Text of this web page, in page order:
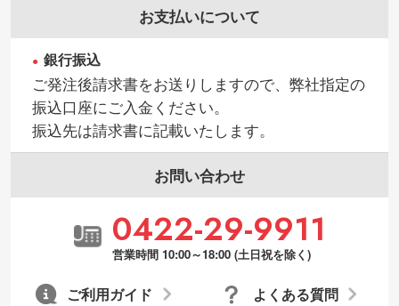
お支払いについて
銀行振込
ご発注後請求書をお送りしますので、弊社指定の
振込口座にご入金ください。
振込先は請求書に記載いたします。
お問い合わせ
0422-29-9911
営業時間 10:00～18:00 (土日祝を除く)
よくある質問
ご利用ガイド